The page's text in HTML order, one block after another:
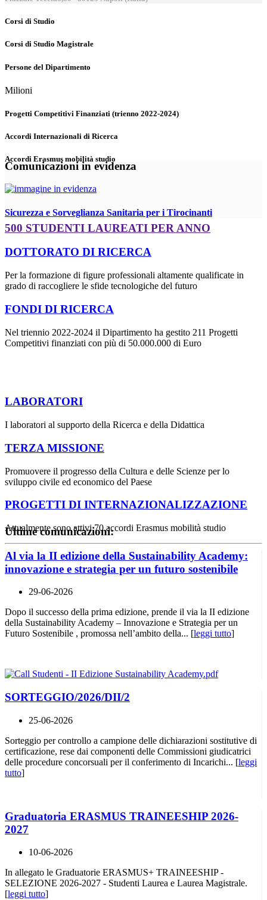
Corsi di Studio
Corsi di Studio Magistrale
Persone del Dipartimento
Milioni
Progetti Competitivi Finanziati (trienno 2022-2024)
Accordi Internazionali di Ricerca
Accordi Erasmus mobilità studio
Comunicazioni in evidenza
Sicurezza e Sorveglianza Sanitaria per i Tirocinanti
500 STUDENTI LAUREATI PER ANNO
DOTTORATO DI RICERCA
Per la formazione di figure professionali altamente qualificate in
grado di raccogliere le sfide tecnologiche del futuro
FONDI DI RICERCA
Nel triennio 2022-2024 il Dipartimento ha gestito 211 Progetti
Competitivi finanziati con più di 50.000.000 di Euro
LABORATORI
I laboratori al supporto della Ricerca e della Didattica
TERZA MISSIONE
Promuovere il progresso della Cultura e delle Scienze per lo
sviluppo civile ed economico del Paese
PROGETTI DI INTERNAZIONALIZZAZIONE
Attualmente sono attivi 70 accordi Erasmus mobilità studio
Ultime comunicazioni:
Al via la II edizione della Sustainability Academy:
innovazione e strategia per un futuro sostenibile
29-06-2026
Dopo il successo della prima edizione, prende il via la II edizione
della Sustainability Academy – Innovazione e Strategia per un
Futuro Sostenibile , promossa nell’ambito della... [leggi tutto]
SORTEGGIO/2026/DII/2
25-06-2026
Sorteggio per controllo a campione delle dichiarazioni sostitutive di
certificazione, rese dai componenti delle Commissioni giudicatrici
delle procedure concorsuali per il conferimento di Incarichi... [leggi
tutto]
Graduatoria ERASMUS TRAINEESHIP 2026-
2027
10-06-2026
In allegato le Graduatorie ERASMUS+ TRAINEESHIP -
SELEZIONE 2026-2027 - Studenti Laurea e Laurea Magistrale.
[leggi tutto]